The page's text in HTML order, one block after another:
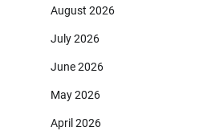
August 2026
July 2026
June 2026
May 2026
April 2026